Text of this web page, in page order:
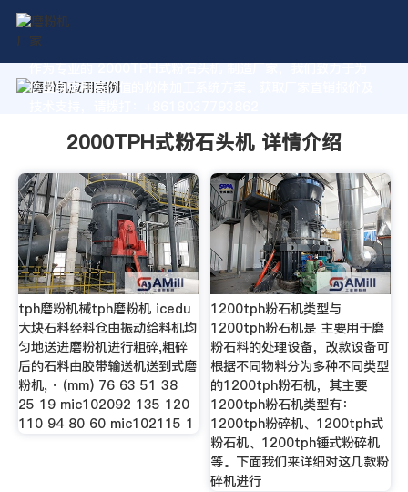
作为专业的 2000TPH式粉石头机 制造厂家，我们致力于为
您量身定制高价值的粉体加工系统方案。获取厂家直销报价及
2000TPH式粉石头机 详情介绍
tph磨粉机械tph磨粉机 icedu
大块石料经料仓由振动给料机均
匀地送进磨粉机进行粗碎,粗碎
后的石料由胶带输送机送到式磨
粉机, · (mm) 76 63 51 38
25 19 mic102092 135 120
110 94 80 60 mic102115 1
1200tph粉石机类型与
1200tph粉石机是 主要用于磨
粉石料的处理设备，改款设备可
根据不同物料分为多种不同类型
的1200tph粉石机，其主要
1200tph粉石机类型有：
1200tph粉碎机、1200tph式
粉石机、1200tph锤式粉碎机
等。下面我们来详细对这几款粉
碎机进行